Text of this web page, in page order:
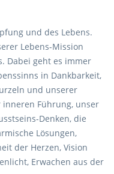
und des Lebens.
Lebens-Mission
Dabei geht es immer
in Dankbarkeit,
und unserer
Führung, unser
Denken, die
Lösungen,
der Herzen, Vision
Erwachen aus der